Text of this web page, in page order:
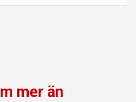
mer än